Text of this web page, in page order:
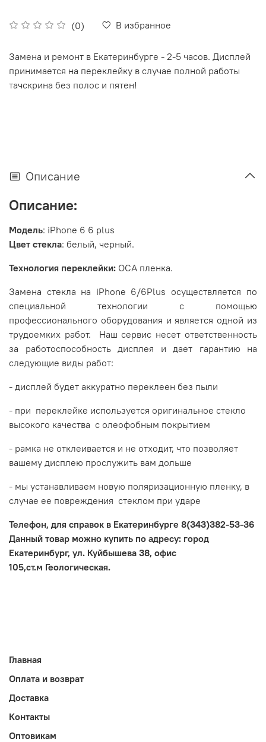
(0) В избранное
Замена и ремонт в Екатеринбурге - 2-5 часов. Дисплей
принимается на переклейку в случае полной работы
тачскрина без полос и пятен!
Описание
Описание:
Модель: iPhone 6 6 plus
Цвет стекла: белый, черный.
Технология переклейки: OCA пленка.
Замена стекла на iPhone 6/6Plus осуществляется по
специальной технологии с помощью
профессионального оборудования и является одной из
трудоемких работ. Наш сервис несет ответственность
за работоспособность дисплея и дает гарантию на
следующие виды работ:
- дисплей будет аккуратно переклеен без пыли
- при переклейке используется оригинальное стекло
высокого качества с олеофобным покрытием
- рамка не отклеивается и не отходит, что позволяет
вашему дисплею прослужить вам дольше
- мы устанавливаем новую поляризационную пленку, в
случае ее повреждения стеклом при ударе
Телефон, для справок в Екатеринбурге 8(343)382-53-36
Данный товар можно купить по адресу: город
Екатеринбург, ул. Куйбышева 38, офис
105,ст.м Геологическая.
Главная
Оплата и возврат
Доставка
Контакты
Оптовикам